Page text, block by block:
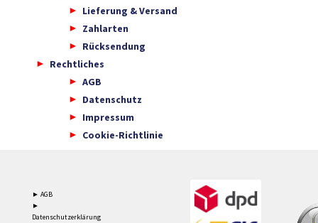
Lieferung & Versand
Zahlarten
Rücksendung
Rechtliches
AGB
Datenschutz
Impressum
Cookie-Richtlinie
► AGB
►
Datenschutzerklärung